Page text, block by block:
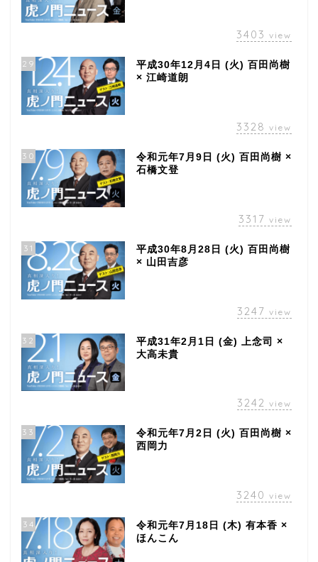
3403 view
29
平成30年12月4日 (火) 百田尚樹
× 江崎道朗
3328 view
30
令和元年7月9日 (火) 百田尚樹 ×
石橋文登
3317 view
31
平成30年8月28日 (火) 百田尚樹
× 山田吉彦
3247 view
32
平成31年2月1日 (金) 上念司 ×
大高未貴
3242 view
33
令和元年7月2日 (火) 百田尚樹 ×
西岡力
3240 view
34
令和元年7月18日 (木) 有本香 ×
ほんこん